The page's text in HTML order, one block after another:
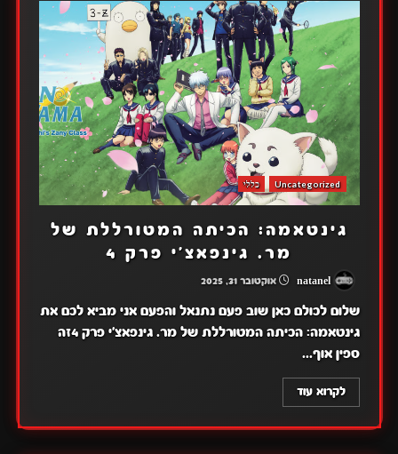
Uncategorized כללי
גינטאמה: הכיתה המטורללת של
מר. גינפאצ'י פרק 4
אוקטובר 31, 2025
שלום לכולם כאן שוב פעם נתנאל והפעם אני מביא לכם את
גינטאמה: הכיתה המטורללת של מר. גינפאצ'י פרק 4זה
ספין אוף...
לקרוא עוד